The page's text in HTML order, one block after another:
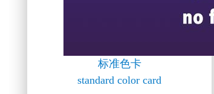
标准色卡
standard color card